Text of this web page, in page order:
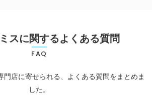
スに関するよくある質問
FAQ
門店に寄せられる、よくある質問をまとめま
した。